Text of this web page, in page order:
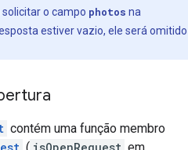
solicitar o campo photos na
estiver vazio, ele será omitido
contém uma função membro